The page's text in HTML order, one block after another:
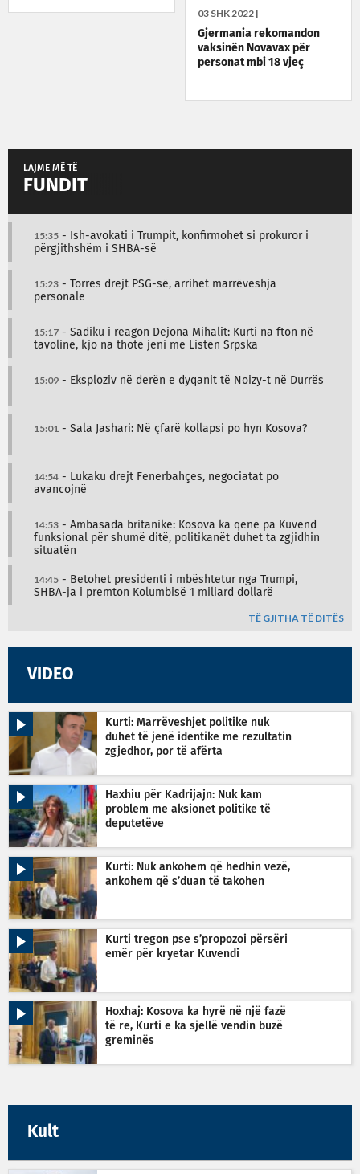
03 SHK 2022 |
Gjermania rekomandon
vaksinën Novavax për
personat mbi 18 vjeç
LAJME MË TË
FUNDIT
15:35 - Ish-avokati i Trumpit, konfirmohet si prokuror i
përgjithshëm i SHBA-së
15:23 - Torres drejt PSG-së, arrihet marrëveshja
personale
15:17 - Sadiku i reagon Dejona Mihalit: Kurti na fton në
tavolinë, kjo na thotë jeni me Listën Srpska
15:09 - Eksploziv në derën e dyqanit të Noizy-t në Durrës
15:01 - Sala Jashari: Në çfarë kollapsi po hyn Kosova?
14:54 - Lukaku drejt Fenerbahçes, negociatat po
avancojnë
14:53 - Ambasada britanike: Kosova ka qenë pa Kuvend
funksional për shumë ditë, politikanët duhet ta zgjidhin
situatën
14:45 - Betohet presidenti i mbështetur nga Trumpi,
SHBA-ja i premton Kolumbisë 1 miliard dollarë
TË GJITHA TË DITËS
VIDEO
Kurti: Marrëveshjet politike nuk
duhet të jenë identike me rezultatin
zgjedhor, por të afërta
Haxhiu për Kadrijajn: Nuk kam
problem me aksionet politike të
deputetëve
Kurti: Nuk ankohem që hedhin vezë,
ankohem që s’duan të takohen
Kurti tregon pse s’propozoi përsëri
emër për kryetar Kuvendi
Hoxhaj: Kosova ka hyrë në një fazë
të re, Kurti e ka sjellë vendin buzë
greminës
Kult